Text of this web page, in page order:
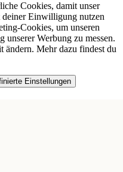
Cookies, damit unser
Einwilligung nutzen
Cookies, um unseren
unserer Werbung zu messen.
ändern. Mehr dazu findest du
Einstellungen